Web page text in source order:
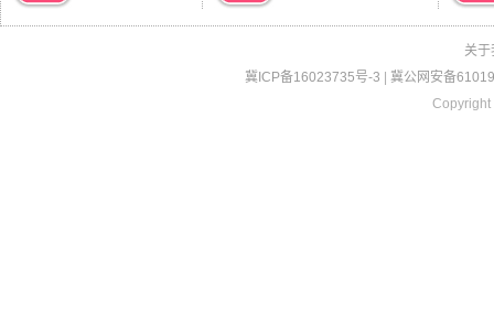
关于
冀ICP备16023735号-3
冀公网安备